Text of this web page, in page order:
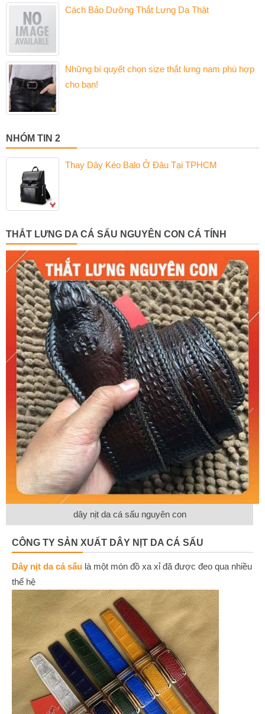
Cách Bảo Dưỡng Thắt Lưng Da Thật
Những bí quyết chọn size thắt lưng nam phù hợp
cho bạn!
NHÓM TIN 2
Thay Dây Kéo Balo Ở Đâu Tại TPHCM
THẮT LƯNG DA CÁ SẤU NGUYÊN CON CÁ TÍNH
dây nịt da cá sấu nguyên con
CÔNG TY SẢN XUẤT DÂY NỊT DA CÁ SẤU
Dây nịt da cá sấu là một món đồ xa xỉ đã được đeo qua nhiều
thế hệ